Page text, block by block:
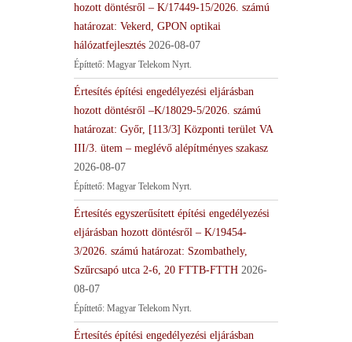
hozott döntésről – K/17449-15/2026. számú
határozat: Vekerd, GPON optikai
hálózatfejlesztés 2026-08-07
Építtető: Magyar Telekom Nyrt.
Értesítés építési engedélyezési eljárásban
hozott döntésről –K/18029-5/2026. számú
határozat: Győr, [113/3] Központi terület VA
III/3. ütem – meglévő alépítményes szakasz
2026-08-07
Építtető: Magyar Telekom Nyrt.
Értesítés egyszerűsített építési engedélyezési
eljárásban hozott döntésről – K/19454-
3/2026. számú határozat: Szombathely,
Szűrcsapó utca 2-6, 20 FTTB-FTTH 2026-
08-07
Építtető: Magyar Telekom Nyrt.
Értesítés építési engedélyezési eljárásban